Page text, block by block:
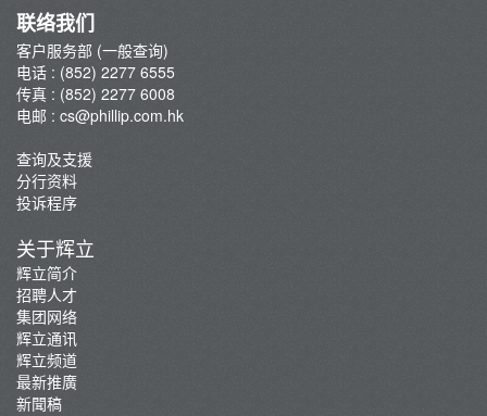
转入股票
孖展及利率
佣金及收费资料
表格下载
常见问题
最新推广
防骗及网络安全资讯
辉立证券开户优惠总览
联络我们
客户服务部 (一般查询)
电话 : (852) 2277 6555
传真 : (852) 2277 6008
电邮 : cs@phillip.com.hk
查询及支援
分行资料
投诉程序
关于辉立
辉立简介
招聘人才
集团网络
辉立通讯
辉立频道
最新推廣
新聞稿